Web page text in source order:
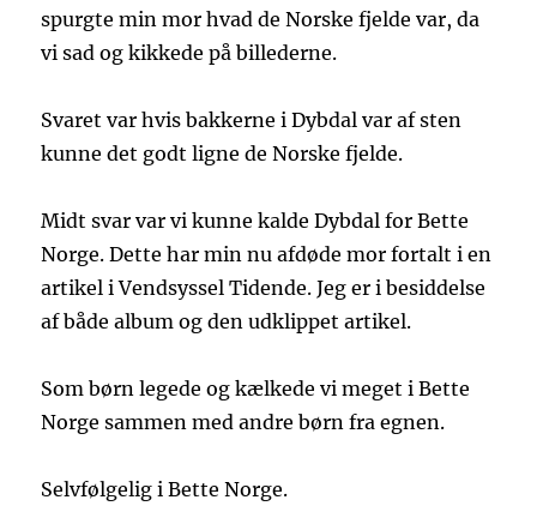
spurgte min mor hvad de Norske fjelde var, da
vi sad og kikkede på billederne.
Svaret var hvis bakkerne i Dybdal var af sten
kunne det godt ligne de Norske fjelde.
Midt svar var vi kunne kalde Dybdal for Bette
Norge. Dette har min nu afdøde mor fortalt i en
artikel i Vendsyssel Tidende. Jeg er i besiddelse
af både album og den udklippet artikel.
Som børn legede og kælkede vi meget i Bette
Norge sammen med andre børn fra egnen.
Selvfølgelig i Bette Norge.